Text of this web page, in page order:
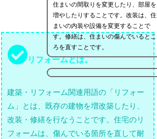
住まいの間取りを変更したり、部屋を
増やしたりすることです。改装は、住
まいの内装や設備を変更することで
す。修繕は、住まいの傷んでいるとこ
ろを直すことです。
リフォームとは。
建築・リフォーム関連用語の「リフォー
ム」とは、既存の建物を増改築したり、
改装・修繕を行なうことです。住宅のリ
フォームは、傷んでいる箇所を直して耐